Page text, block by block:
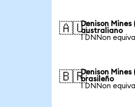
🇦🇺Denison
australiano
1 DNNon
🇧🇷Denison Mines
brasileño
1 DNNon